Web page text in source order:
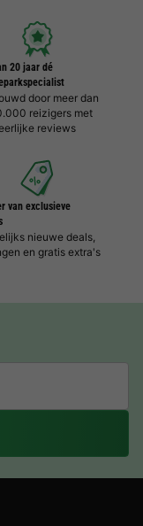
20 jaar dé
door meer dan
reizigers met
reviews
van exclusieve
nieuwe deals,
en gratis extra's